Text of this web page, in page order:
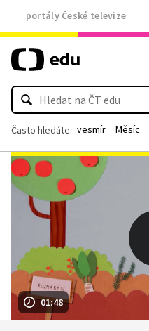
portály České televize
Často hledáte: vesmír Měsíc
01:48